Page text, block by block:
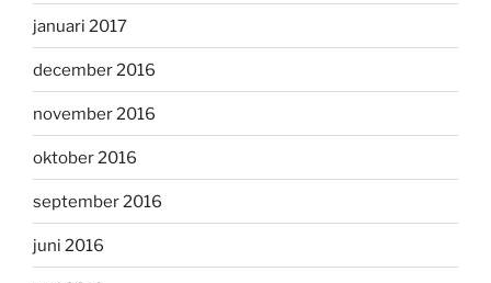
januari 2017
december 2016
november 2016
oktober 2016
september 2016
juni 2016